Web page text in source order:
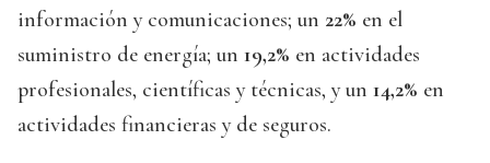
información y comunicaciones; un 22% en el
suministro de energía; un 19,2% en actividades
profesionales, científicas y técnicas, y un 14,2% en
actividades financieras y de seguros.